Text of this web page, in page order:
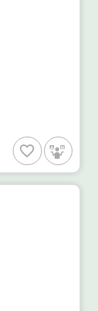
favorite_border